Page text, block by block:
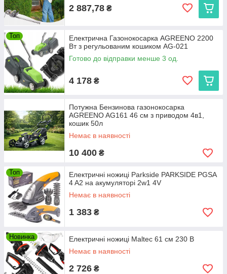
2 887,78 ₴
Топ
Електрична Газонокосарка AGREENO 2200
Вт з регульованим кошиком AG-021
Готово до відправки менше 3 од.
4 178 ₴
Потужна Бензинова газонокосарка
AGREENO AG161 46 см з приводом 4в1,
кошик 50л
Немає в наявності
10 400 ₴
Топ
Електричні ножиці Parkside PARKSIDE PGSA
4 A2 на акумуляторі 2w1 4V
Немає в наявності
1 383 ₴
Новинка
Електричні ножиці Maltec 61 см 230 В
Немає в наявності
2 726 ₴